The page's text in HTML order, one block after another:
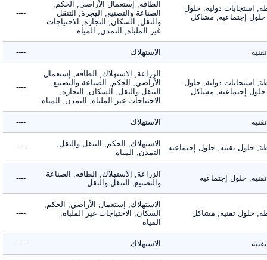
استجابات دولية, حلول
إجتماعيه, مشاكل
الطاقه, إستعمال الأراضي, الحكم,
الصناعة والتصنيع, الهجرة, التنقل
والنقل, السكان, التجاره, الاحتياجات
غير الملباه, التمدن, المياه
----
الاستهلاك ----
استجابات دولية, حلول
إجتماعيه, مشاكل
الزراعة, الاستهلاك, الطاقه, إستعمال
الأراضي, الحكم, الصناعة والتصنيع,
التنقل والنقل, السكان, التجاره,
الاحتياجات غير الملباه, التمدن, المياه
----
الاستهلاك ----
حلول تقنيه, حلول إجتماعيه
الاستهلاك, الحكم, التنقل والنقل,
التمدن, المياه
----
حلول إجتماعيه
الزراعة, الاستهلاك, الطاقه, الصناعة
والتصنيع, التنقل والنقل
----
حلول تقنيه, مشاكل
الاستهلاك, إستعمال الأراضي, الحكم,
السكان, الاحتياجات غير الملباه,
المياه
----
الاستهلاك ----